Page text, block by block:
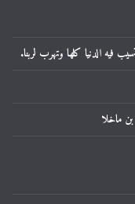
فيه الدنيا كلها وتهرب لربنا.
ماخلا